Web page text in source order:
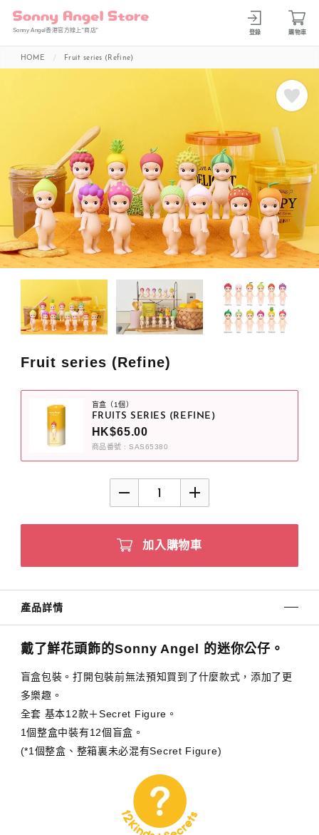
Sonny Angel香港官方線上”商店” 登錄 購物車
HOME Fruit series (Refine)
Fruit series (Refine)
盲盒（1個）
FRUITS SERIES (REFINE)
HK$65.00
商品番號 : SAS65380
加入購物車
產品詳情
戴了鮮花頭飾的Sonny Angel 的迷你公仔。
盲盒包裝。打開包裝前無法預知買到了什麼款式，添加了更
多樂趣。
全套 基本12款＋Secret Figure。
1個整盒中裝有12個盲盒。
(*1個整盒、整箱裏未必混有Secret Figure)